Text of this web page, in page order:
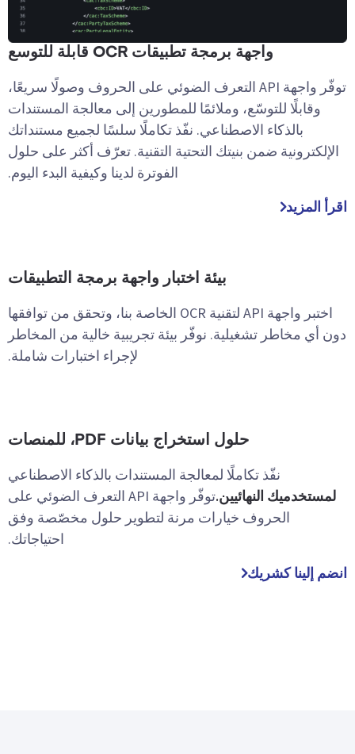
واجهة برمجة تطبيقات OCR قابلة للتوسع
توفّر واجهة API التعرف الضوئي على الحروف وصولًا سريعًا،
وقابلًا للتوسّع، وملائمًا للمطورين إلى معالجة المستندات
بالذكاء الاصطناعي. نفّذ تكاملًا سلسًا لجميع مستنداتك
الإلكترونية ضمن بنيتك التحتية التقنية. تعرّف أكثر على حلول
الفوترة لدينا وكيفية البدء اليوم.
اقرأ المزيد
بيئة اختبار واجهة برمجة التطبيقات
اختبر واجهة API لتقنية OCR الخاصة بنا، وتحقق من توافقها
دون أي مخاطر تشغيلية. نوفّر بيئة تجريبية خالية من المخاطر
لإجراء اختبارات شاملة.
حلول استخراج بيانات PDF، للمنصات
نفّذ تكاملًا لمعالجة المستندات بالذكاء الاصطناعي
لمستخدميك النهائيين.
توفّر واجهة API التعرف الضوئي على
الحروف خيارات مرنة لتطوير حلول مخصّصة وفق
احتياجاتك.
انضم إلينا كشريك